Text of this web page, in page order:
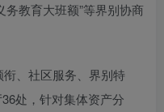
务教育大班额”等界别协商
衔、社区服务、界别特
处，针对集体资产分